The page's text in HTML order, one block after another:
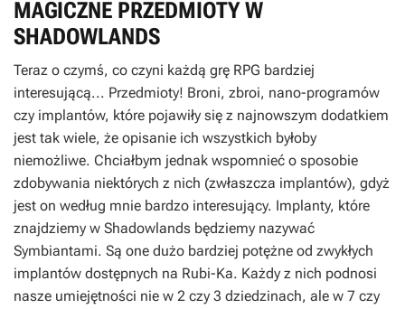
MAGICZNE PRZEDMIOTY W
SHADOWLANDS
Teraz o czymś, co czyni każdą grę RPG bardziej
interesującą... Przedmioty! Broni, zbroi, nano-programów
czy implantów, które pojawiły się z najnowszym dodatkiem
jest tak wiele, że opisanie ich wszystkich byłoby
niemożliwe. Chciałbym jednak wspomnieć o sposobie
zdobywania niektórych z nich (zwłaszcza implantów), gdyż
jest on według mnie bardzo interesujący. Implanty, które
znajdziemy w Shadowlands będziemy nazywać
Symbiantami. Są one dużo bardziej potężne od zwykłych
implantów dostępnych na Rubi-Ka. Każdy z nich podnosi
nasze umiejętności nie w 2 czy 3 dziedzinach, ale w 7 czy